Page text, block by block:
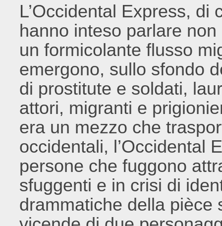
L’Occidental Express, di
hanno inteso parlare
un formicolante flusso
emergono, sullo sfondo
di prostitute e soldati,
attori, migranti e
era un mezzo che
occidentali, l’Occidental
persone che fuggono
sfuggenti e in crisi di
drammatiche della pièce